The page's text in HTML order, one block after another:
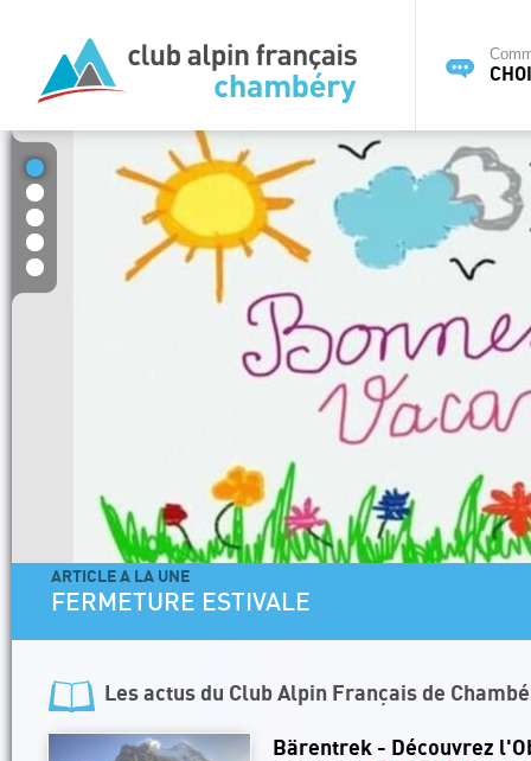
ARTICLE A LA UNE
FERMETURE ESTIVALE
Les actus du Club Alpin Français de
Bärentrek - Découvrez